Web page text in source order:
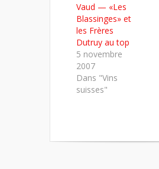
Vaud — «Les
Blassinges» et
les Frères
Dutruy au top
5 novembre
2007
Dans "Vins
suisses"